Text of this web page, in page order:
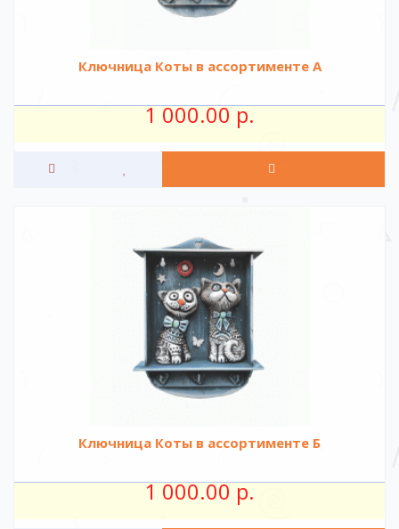
Ключница Коты в ассортименте А
1 000.00 р.
Ключница Коты в ассортименте Б
1 000.00 р.